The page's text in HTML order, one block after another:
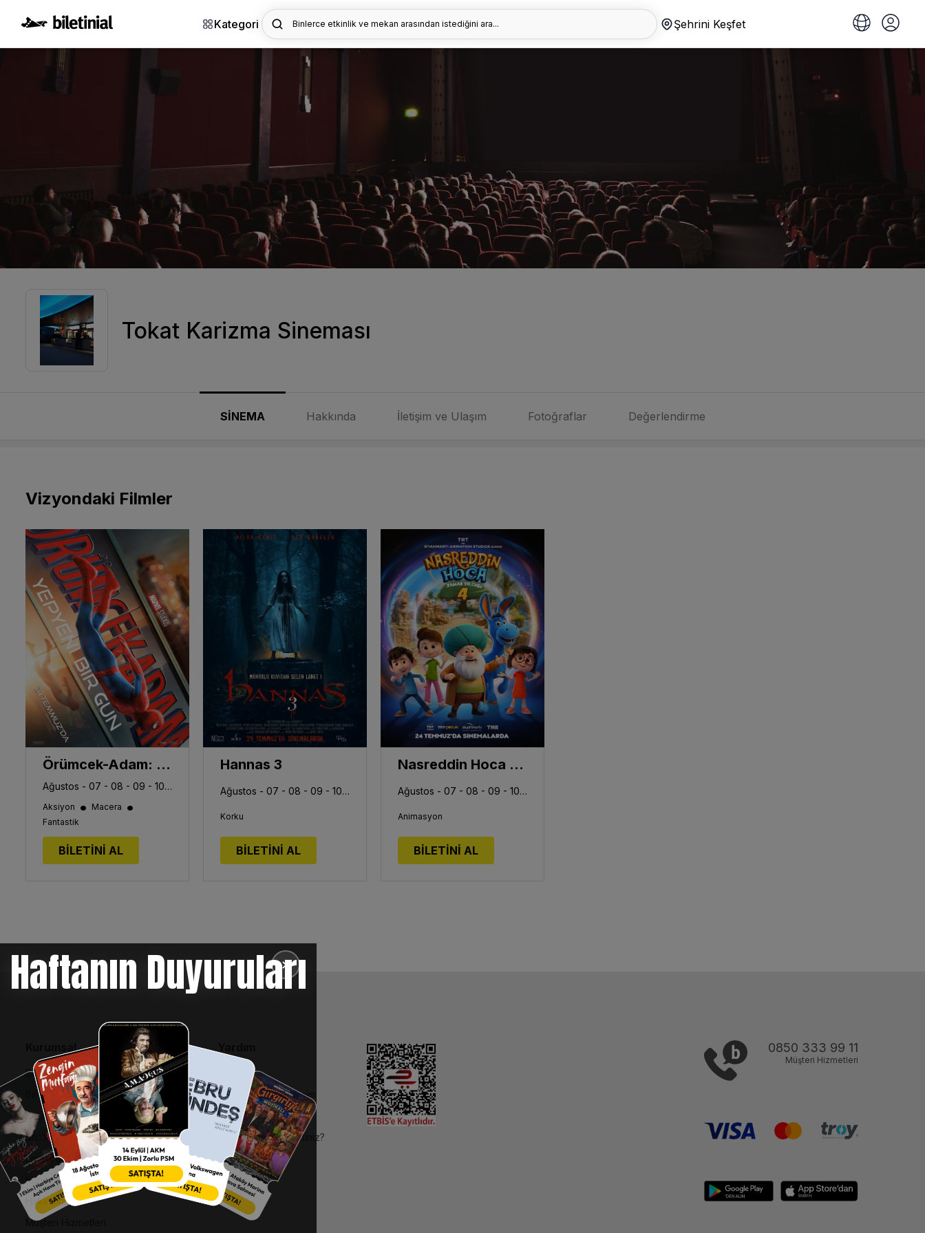
Kategori Binlerce etkinlik ve mekan arasından istediğini ara... Şehrini Keşfet
Tokat Karizma Sineması
SİNEMA Hakkında İletişim ve Ulaşım Fotoğraflar Değerlendirme
Vizyondaki Filmler
Örümcek-Adam: Yepyeni Bir Gün
Ağustos - 07 - 08 - 09 - 10 - 11 - 12 - 13
Aksiyon • Macera •
Fantastik
BİLETİNİ AL
Hannas 3
Ağustos - 07 - 08 - 09 - 10 - 11 - 12 - 13
Korku
BİLETİNİ AL
Nasreddin Hoca Zaman Yolcusu 4
Ağustos - 07 - 08 - 09 - 10 - 11 - 12 - 13
Animasyon
BİLETİNİ AL
✕
Haftanın Duyuruları
Bilgi Toplumu Hizmetleri
BiPuan Kurallar & Koşullar
Kişisel Verilerin Korunması
Sözleşme ve Politikalar
Entegre Yönetim Sistemi Politikası
Kurumsal Kimlik
Hakkımızda
Müşteri Hizmetleri
İptal, İade ve Değişim
Nasıl Bilet Alınır
Biletinizi Mi Kaybettiniz?
0850 333 99 11
Müşteri Hizmetleri